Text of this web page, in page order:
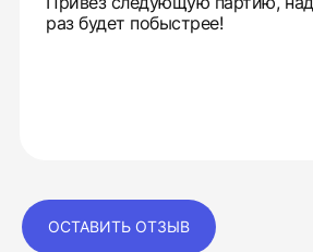
раз будет побыстрее!
ОСТАВИТЬ ОТЗЫВ